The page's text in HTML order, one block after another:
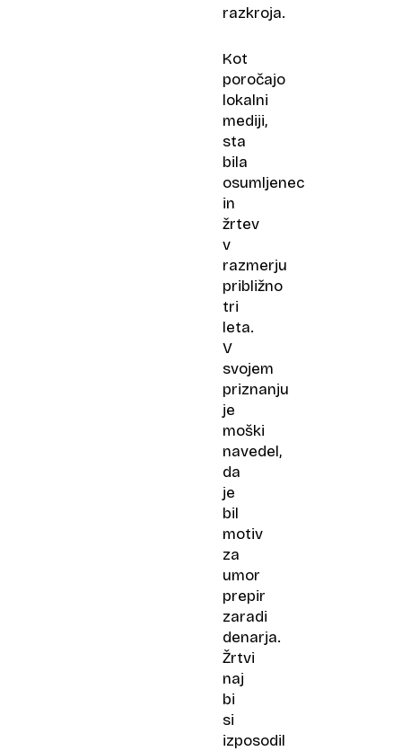
razkroja.
Kot
poročajo
lokalni
mediji,
sta
bila
osumljenec
in
žrtev
v
razmerju
približno
tri
leta.
V
svojem
priznanju
je
moški
navedel,
da
je
bil
motiv
za
umor
prepir
zaradi
denarja.
Žrtvi
naj
bi
si
izposodil